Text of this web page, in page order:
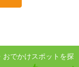
でかけスポットを探